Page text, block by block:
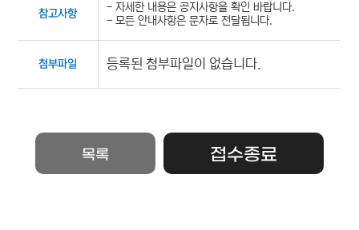
참고사항
- 자세한 내용은 공지사항을 확인 바랍니다.
- 모든 안내사항은 문자로 전달됩니다.
첨부파일 등록된 첨부파일이 없습니다.
목록 접수종료